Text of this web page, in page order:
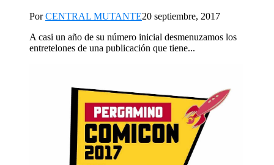
PorCENTRAL MUTANTE20 septiembre, 2017
A casi un año de su número inicial desmenuzamos los
entretelones de una publicación que tiene...